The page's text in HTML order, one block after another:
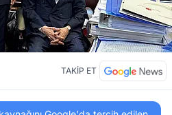
TAKİP ET